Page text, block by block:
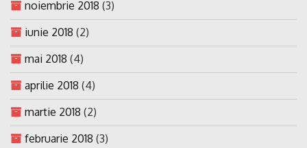
noiembrie 2018 (3)
iunie 2018 (2)
mai 2018 (4)
aprilie 2018 (4)
martie 2018 (2)
februarie 2018 (3)